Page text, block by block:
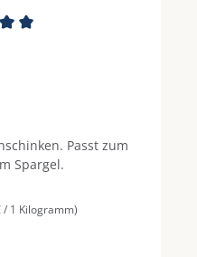
von 5 von 5
Passt zum
Spargel.
/ 1 Kilogramm)